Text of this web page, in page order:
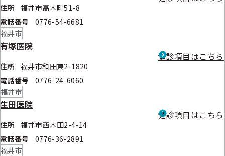
住所
福井市高木町51-8
電話番号
0776-54-6681
福井市
有塚医院
住所
福井市和田東2-1820
電話番号
0776-24-6060
健診項目はこちら
福井市
生田医院
住所
福井市西木田2-4-14
電話番号
0776-36-2891
健診項目はこちら
福井市